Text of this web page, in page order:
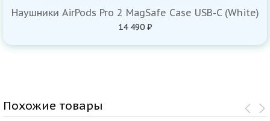
Наушники AirPods Pro 2 MagSafe Case USB-C (White)
14 490 ₽
Похожие товары